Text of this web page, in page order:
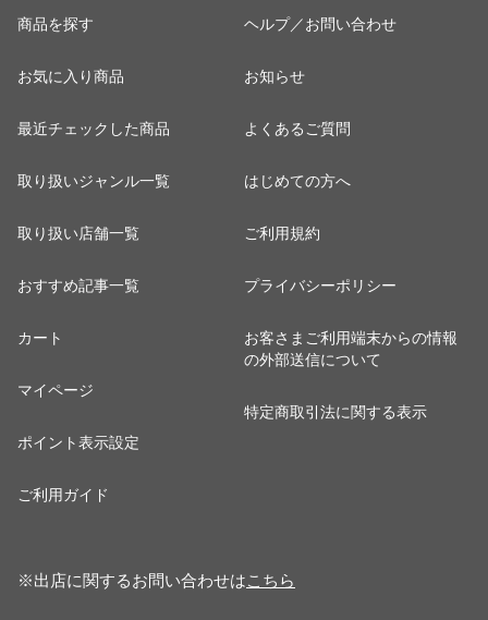
商品を探す
お気に入り商品
最近チェックした商品
取り扱いジャンル一覧
取り扱い店舗一覧
おすすめ記事一覧
カート
マイページ
ポイント表示設定
ご利用ガイド
ヘルプ／お問い合わせ
お知らせ
よくあるご質問
はじめての方へ
ご利用規約
プライバシーポリシー
お客さまご利用端末からの情報
の外部送信について
特定商取引法に関する表示
※出店に関するお問い合わせはこちら